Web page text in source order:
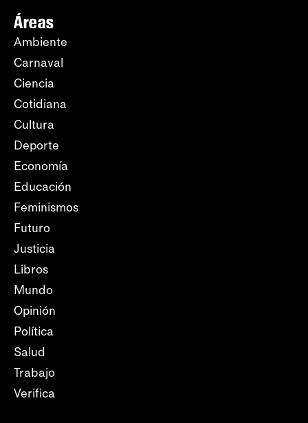
Áreas
Ambiente
Carnaval
Ciencia
Cotidiana
Cultura
Deporte
Economía
Educación
Feminismos
Futuro
Justicia
Libros
Mundo
Opinión
Política
Salud
Trabajo
Verifica